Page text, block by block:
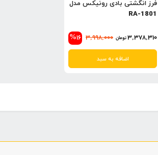
فرز انگشتی بادی رونیکس مدل
RA-1801
%16 3,998,000 3,378,310تومان
اضافه به سبد